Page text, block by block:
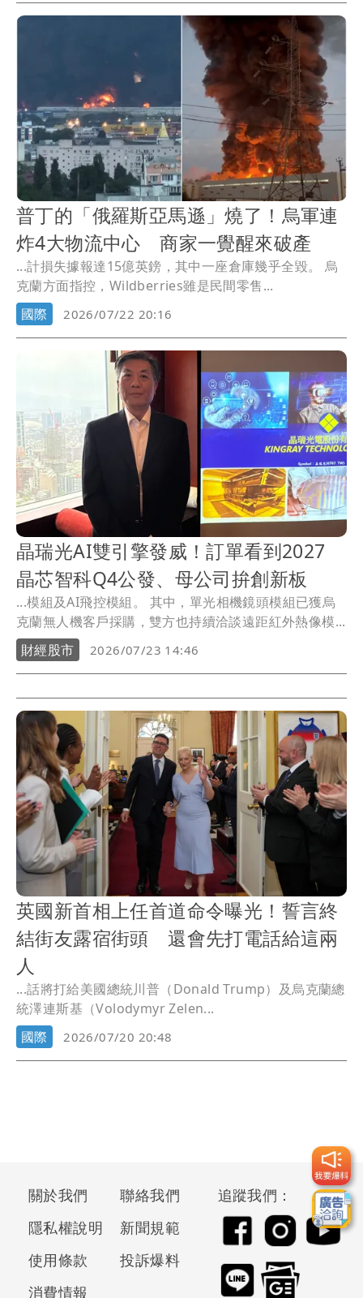
普丁的「俄羅斯亞馬遜」燒了！烏軍連
炸4大物流中心 商家一覺醒來破產
...計損失據報達15億英鎊，其中一座倉庫幾乎全毀。 烏
克蘭方面指控，Wildberries雖是民間零售...
國際
2026/07/22 20:16
晶瑞光AI雙引擎發威！訂單看到2027
晶芯智科Q4公發、母公司拚創新板
...模組及AI飛控模組。 其中，單光相機鏡頭模組已獲烏
克蘭無人機客戶採購，雙方也持續洽談遠距紅外熱像模...
財經股市
2026/07/23 14:46
英國新首相上任首道命令曝光！誓言終
結街友露宿街頭 還會先打電話給這兩
人
...話將打給美國總統川普（Donald Trump）及烏克蘭總
統澤連斯基（Volodymyr Zelen...
國際
2026/07/20 20:48
關於我們
聯絡我們
隱私權說明
新聞規範
使用條款
投訴爆料
消費情報
追蹤我們：